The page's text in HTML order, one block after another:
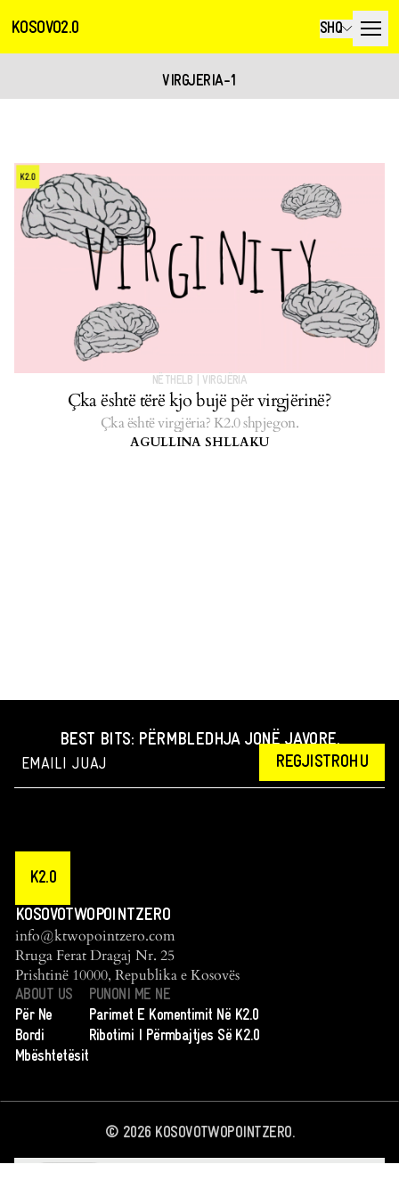
KOSOVO2.0 SHQ
VIRGJERIA-1
NË THELB VIRGJËRIA
Çka është tërë kjo bujë për virgjërinë?
Çka është virgjëria? K2.0 shpjegon.
AGULLINA SHLLAKU
BEST BITS: PËRMBLEDHJA JONË JAVORE.
REGJISTROHU
K2.0
KOSOVOTWOPOINTZERO
info@ktwopointzero.com
Rruga Ferat Dragaj Nr. 25
Prishtinë 10000, Republika e Kosovës
ABOUT US
Për Ne
Bordi
Mbështetësit
PUNONI ME NE
Parimet E Komentimit Në K2.0
Ribotimi I Përmbajtjes Së K2.0
© 2026KOSOVOTWOPOINTZERO.